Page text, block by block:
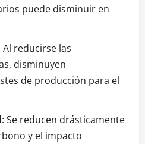
puede disminuir en
Al reducirse las
disminuyen
de producción para el
: Se reducen drásticamente
y el impacto